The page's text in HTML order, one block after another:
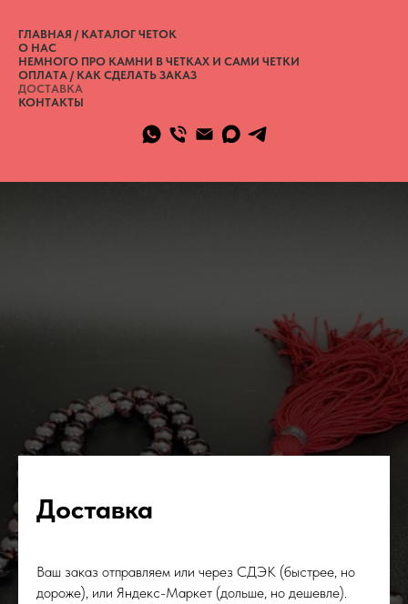
ГЛАВНАЯ / КАТАЛОГ ЧЕТОК
О НАС
НЕМНОГО ПРО КАМНИ В ЧЕТКАХ И САМИ ЧЕТКИ
ОПЛАТА / КАК СДЕЛАТЬ ЗАКАЗ
ДОСТАВКА
КОНТАКТЫ
Доставка
Ваш заказ отправляем или через СДЭК (быстрее, но
дороже), или Яндекс-Маркет (дольше, но дешевле).